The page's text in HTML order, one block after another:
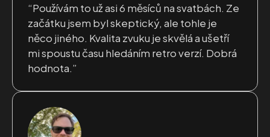
“Používám to už asi 6 měsíců na svatbách. Ze
začátku jsem byl skeptický, ale tohle je
něco jiného. Kvalita zvuku je skvělá a ušetří
mi spoustu času hledáním retro verzí. Dobrá
hodnota.”